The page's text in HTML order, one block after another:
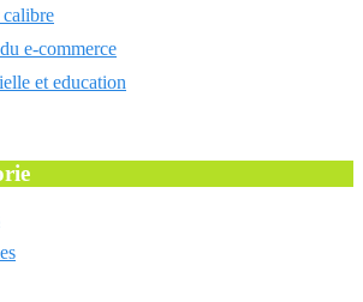
e-commerce
et education